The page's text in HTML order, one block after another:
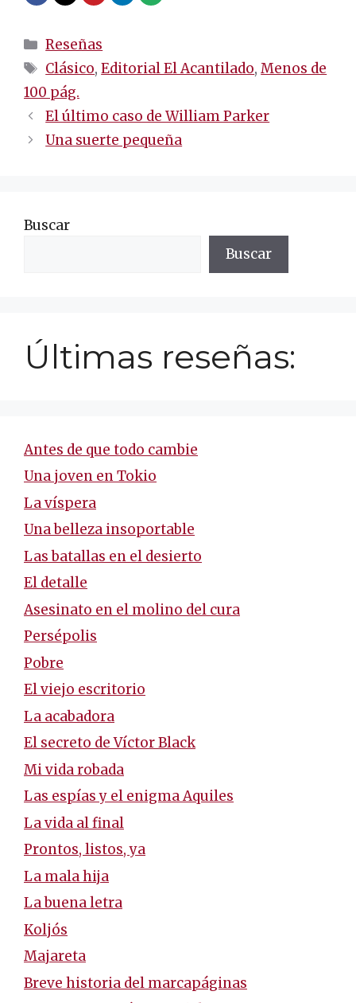
Categorías
Reseñas
Etiquetas
Clásico,Editorial El Acantilado,Menos de
100 pág.
Navegación
de
entradas
El último caso de William Parker
Una suerte pequeña
Buscar
Buscar
Últimas reseñas:
Antes de que todo cambie
Una joven en Tokio
La víspera
Una belleza insoportable
Las batallas en el desierto
El detalle
Asesinato en el molino del cura
Persépolis
Pobre
El viejo escritorio
La acabadora
El secreto de Víctor Black
Mi vida robada
Las espías y el enigma Aquiles
La vida al final
Prontos, listos, ya
La mala hija
La buena letra
Koljós
Majareta
Breve historia del marcapáginas